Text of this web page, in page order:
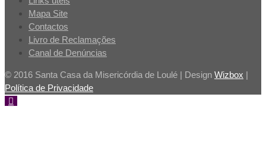
Mapa Site
Contactos
Livro de Reclamações
Canal de Denúncias
© 2016 Santa Casa da Misericórdia de Loulé | Design Wizbox |
Política de Privacidade